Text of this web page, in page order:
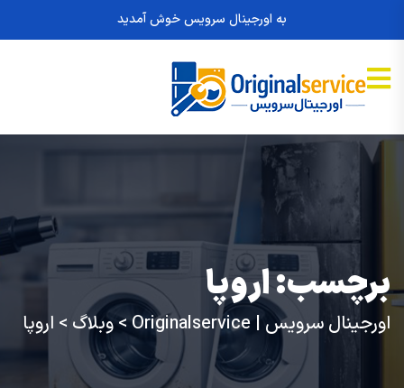
به اورجینال سرویس خوش آمدید
برچسب:اروپا
اورجینال سرویس | Originalservice >وبلاگ > اروپا